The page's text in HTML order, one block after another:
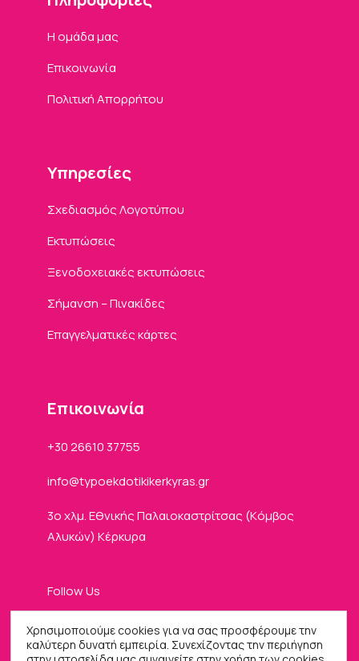
Η ομάδα μας
Επικοινωνία
Πολιτική Απορρήτου
Υπηρεσίες
Σχεδιασμός Λογοτύπου
Εκτυπώσεις
Ξενοδοχειακές εκτυπώσεις
Σήμανση – Πινακίδες
Επαγγελματικές κάρτες
Eπικοινωνία
+30 26610 37755
info typoekdotikikerkyrasgr
3ο χλμ. Εθνικής Παλαιοκαστρίτσας (Kόμβος
Αλυκών) Κέρκυρα
Follow Us
Χρησιμοποιούμε cookies για να σας προσφέρουμε την
καλύτερη δυνατή εμπειρία. Συνεχίζοντας την περιήγηση